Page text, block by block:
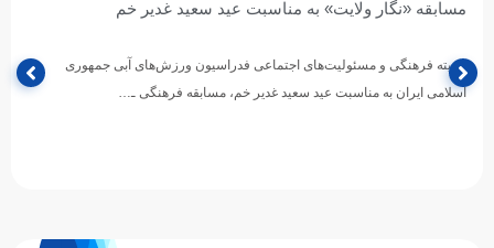
مسابقه «نگار ولایت» به مناسبت عید سعید غدیر خم
کمیته فرهنگی و مسئولیت‌های اجتماعی فدراسیون ورزش‌های آبی جمهوری
اسلامی ایران به مناسبت عید سعید غدیر خم، مسابقه فرهنگی ـ…